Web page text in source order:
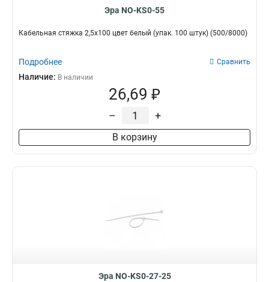
Эра NO-KS0-55
Кабельная стяжка 2,5х100 цвет белый (упак. 100 штук) (500/8000)
Подробнее Сравнить
Наличие: В наличии
26,69 ₽
– +
В корзину
Эра NO-KS0-27-25